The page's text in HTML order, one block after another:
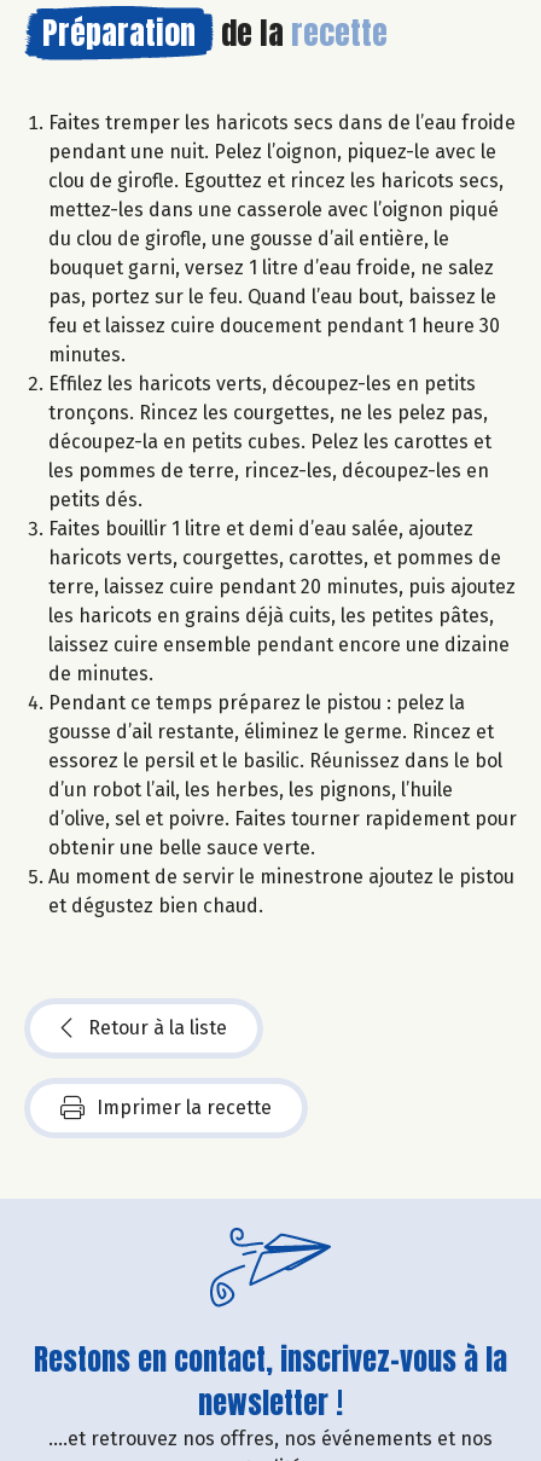
Préparation de la recette
Faites tremper les haricots secs dans de l’eau froide
pendant une nuit. Pelez l’oignon, piquez-le avec le
clou de girofle. Egouttez et rincez les haricots secs,
mettez-les dans une casserole avec l’oignon piqué
du clou de girofle, une gousse d’ail entière, le
bouquet garni, versez 1 litre d’eau froide, ne salez
pas, portez sur le feu. Quand l’eau bout, baissez le
feu et laissez cuire doucement pendant 1 heure 30
minutes.
Effilez les haricots verts, découpez-les en petits
tronçons. Rincez les courgettes, ne les pelez pas,
découpez-la en petits cubes. Pelez les carottes et
les pommes de terre, rincez-les, découpez-les en
petits dés.
Faites bouillir 1 litre et demi d’eau salée, ajoutez
haricots verts, courgettes, carottes, et pommes de
terre, laissez cuire pendant 20 minutes, puis ajoutez
les haricots en grains déjà cuits, les petites pâtes,
laissez cuire ensemble pendant encore une dizaine
de minutes.
Pendant ce temps préparez le pistou : pelez la
gousse d’ail restante, éliminez le germe. Rincez et
essorez le persil et le basilic. Réunissez dans le bol
d’un robot l’ail, les herbes, les pignons, l’huile
d’olive, sel et poivre. Faites tourner rapidement pour
obtenir une belle sauce verte.
Au moment de servir le minestrone ajoutez le pistou
et dégustez bien chaud.
Retour à la liste
Imprimer la recette
Restons en contact, inscrivez-vous à la
newsletter !
....et retrouvez nos offres, nos événements et nos